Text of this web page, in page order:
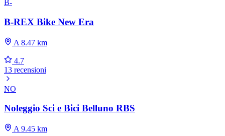
B-
B-REX Bike New Era
A 8.47 km
4.7
13 recensioni
NO
Noleggio Sci e Bici Belluno RBS
A 9.45 km